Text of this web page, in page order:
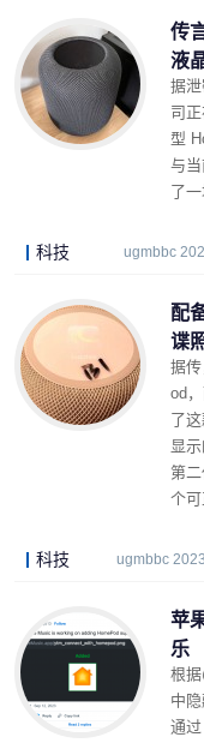
传
液
据
司
型
与
了
科技 ugmbbc
配
谍
据
od
了
显
第
个可
科技 ugmbbc
苹
乐
根
中
通